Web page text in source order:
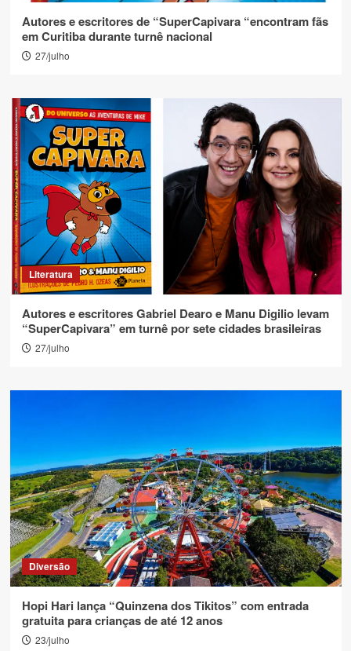
Autores e escritores de “SuperCapivara “encontram fãs
em Curitiba durante turnê nacional
27/julho
Literatura
Autores e escritores Gabriel Dearo e Manu Digilio levam
“SuperCapivara” em turnê por sete cidades brasileiras
27/julho
Diversão
Hopi Hari lança “Quinzena dos Tikitos” com entrada
gratuita para crianças de até 12 anos
23/julho